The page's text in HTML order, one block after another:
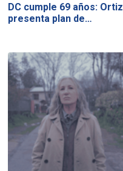
DC cumple 69 años: Ortiz
presenta plan de…